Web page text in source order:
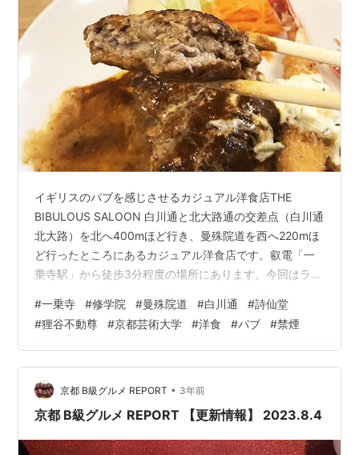
イギリスのパブを感じさせるカジュアル洋食店THE
BIBULOUS SALOON 白川通と北大路通の交差点（白川通
北大路）を北へ400mほど行き、曼殊院道を西へ220mほ
ど行ったところにあるカジュアル洋食店です。叡電「一
乗寺駅」から徒歩3分程度の場所にあります。今回はラン
+ライス付）」をREPORTしました。 ●住所…京都市左京
区一乗寺里ノ前町76-2（Google マップ）●TEL…075-
456-2100●定休日…基本月曜日（不定休あり）●タバ
コ…禁煙●交通…叡電「一乗寺駅」から徒歩3分程度●専
用駐車場…なし●ホームページ…Instagr…
#一乗寺 #修学院 #曼殊院道 #白川通 #詩仙堂
#狸谷不動尊 #京都芸術大学 #洋食 #パブ #禁煙
京都 B級グルメ REPORT • 3年前
京都 B級グルメ REPORT 【更新情報】 2023.8.4